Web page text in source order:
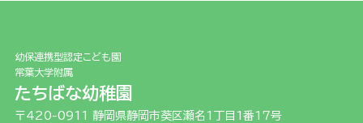
幼保連携型認定こども園
常葉大学附属
たちばな幼稚園
〒420-0911 静岡県静岡市葵区瀬名1丁目1番17号